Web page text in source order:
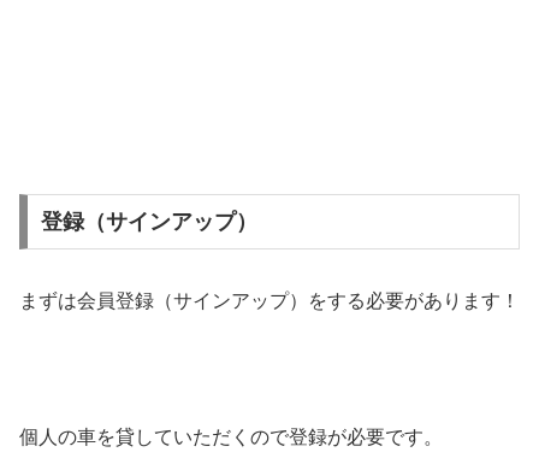
登録（サインアップ）
まずは会員登録（サインアップ）をする必要があります！
個人の車を貸していただくので登録が必要です。